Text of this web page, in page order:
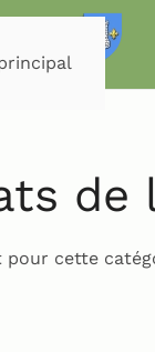
de
pour cette